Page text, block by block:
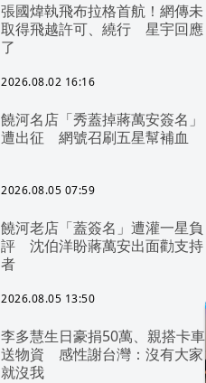
張國煒執飛布拉格首航！網傳未
取得飛越許可、繞行 星宇回應
了
2026.08.02 16:16
饒河名店「秀蓋掉蔣萬安簽名」
遭出征 網號召刷五星幫補血
2026.08.05 07:59
饒河老店「蓋簽名」遭灌一星負
評 沈伯洋盼蔣萬安出面勸支持
者
2026.08.05 13:50
李多慧生日豪捐50萬、親搭卡車
送物資 感性謝台灣：沒有大家
就沒我